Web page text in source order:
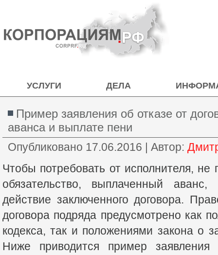
УСЛУГИ ДЕЛА
Пример заявления об отказе от
аванса и выплате пени
Опубликовано 17.06.2016 | Автор:
Чтобы потребовать от исполнителя, не
обязательство, выплаченный аванс,
действие заключенного договора.
договора подряда предусмотрено как
кодекса, так и положениями закона о
Ниже приводится пример